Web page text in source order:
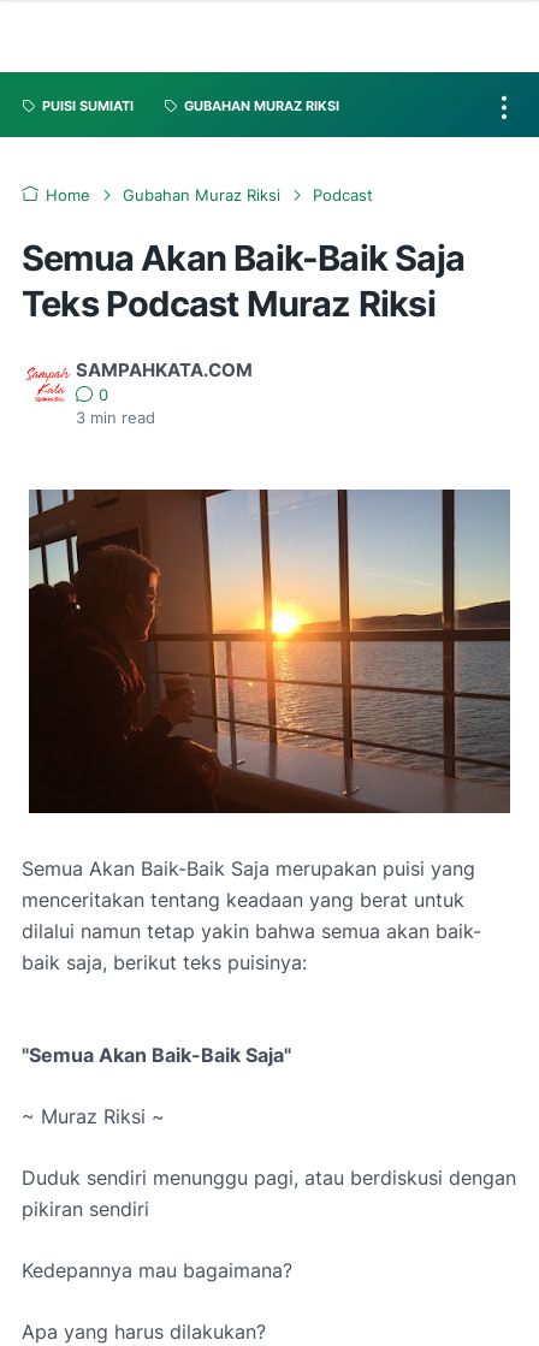
PUISI SUMIATI GUBAHAN MURAZ RIKSI
Home Gubahan Muraz Riksi Podcast
Semua Akan Baik-Baik Saja
Teks Podcast Muraz Riksi
SAMPAHKATA.COM
0
3 min read
Semua Akan Baik-Baik Saja merupakan puisi yang
menceritakan tentang keadaan yang berat untuk
dilalui namun tetap yakin bahwa semua akan baik-
baik saja, berikut teks puisinya:
"Semua Akan Baik-Baik Saja"
~ Muraz Riksi ~
Duduk sendiri menunggu pagi, atau berdiskusi dengan
pikiran sendiri
Kedepannya mau bagaimana?
Apa yang harus dilakukan?